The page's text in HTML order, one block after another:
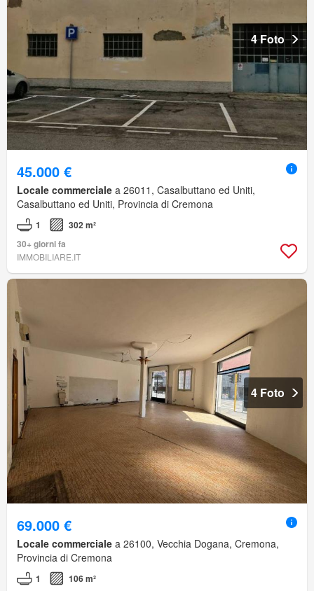
4 Foto
45.000 €
Locale commerciale a 26011, Casalbuttano ed Uniti,
Casalbuttano ed Uniti, Provincia di Cremona
1
302 m²
30+ giorni fa
IMMOBILIARE.IT
4 Foto
69.000 €
Locale commerciale a 26100, Vecchia Dogana, Cremona,
Provincia di Cremona
1 106 m²